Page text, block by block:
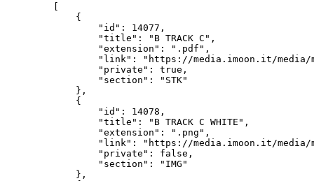
[
    {
        "id": 14077,
        "title": "B TRACK C",
        "extension": ".pdf",
"link": "https://media.imoon.it/
        "private": true,
        "section": "STK"
    },
    {
        "id": 14078,
        "title": "B TRACK C WHITE",
        "extension": ".png",
"link": "https://media.imoon.it/
        "private": false,
        "section": "IMG"
    },